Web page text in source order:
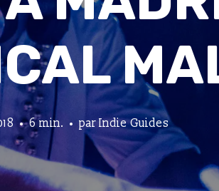
6 min. parIndie Guides